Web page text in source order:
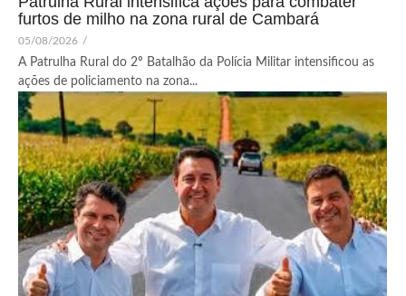
furtos de milho na zona rural de Cambará
05/08/2026 /
A Patrulha Rural do 2º Batalhão da Polícia Militar intensificou as
ações de policiamento na zona...